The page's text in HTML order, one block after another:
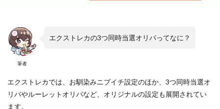
筆者
エクストレカの3つ同時当選オリパってなに？
エクストレカでは、お馴染みニブイチ設定のほか、3つ同時当選オ
リパやルーレットオリパなど、オリジナルの設定も展開されてい
ます。